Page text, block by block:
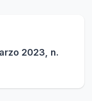
2023, n.